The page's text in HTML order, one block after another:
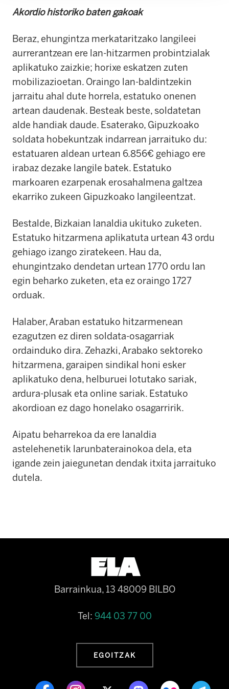
Akordio historiko baten gakoak
Beraz, ehungintza merkataritzako langileei
aurrerantzean ere lan-hitzarmen probintzialak
aplikatuko zaizkie; horixe eskatzen zuten
mobilizazioetan. Oraingo lan-baldintzekin
jarraitu ahal dute horrela, estatuko onenen
artean daudenak. Besteak beste, soldatetan
alde handiak daude. Esaterako, Gipuzkoako
soldata hobekuntzak indarrean jarraituko du:
estatuaren aldean urtean 6.856€ gehiago ere
irabaz dezake langile batek. Estatuko
markoaren ezarpenak erosahalmena galtzea
ekarriko zukeen Gipuzkoako langileentzat.
Bestalde, Bizkaian lanaldia ukituko zuketen.
Estatuko hitzarmena aplikatuta urtean 43 ordu
gehiago izango ziratekeen. Hau da,
ehungintzako dendetan urtean 1770 ordu lan
egin beharko zuketen, eta ez oraingo 1727
orduak.
Halaber, Araban estatuko hitzarmenean
ezagutzen ez diren soldata-osagarriak
ordainduko dira. Zehazki, Arabako sektoreko
hitzarmena, garaipen sindikal honi esker
aplikatuko dena, helburuei lotutako sariak,
ardura-plusak eta online sariak. Estatuko
akordioan ez dago honelako osagarririk.
Aipatu beharrekoa da ere lanaldia
astelehenetik larunbaterainokoa dela, eta
igande zein jaiegunetan dendak itxita jarraituko
dutela.
Barrainkua, 13 48009 BILBO
Tel: 944 03 77 00
EGOITZAK